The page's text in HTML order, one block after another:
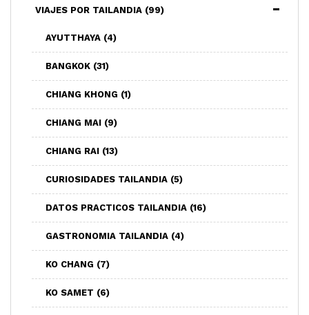
VIAJES POR TAILANDIA (99)
AYUTTHAYA (4)
BANGKOK (31)
CHIANG KHONG (1)
CHIANG MAI (9)
CHIANG RAI (13)
CURIOSIDADES TAILANDIA (5)
DATOS PRACTICOS TAILANDIA (16)
GASTRONOMIA TAILANDIA (4)
KO CHANG (7)
KO SAMET (6)